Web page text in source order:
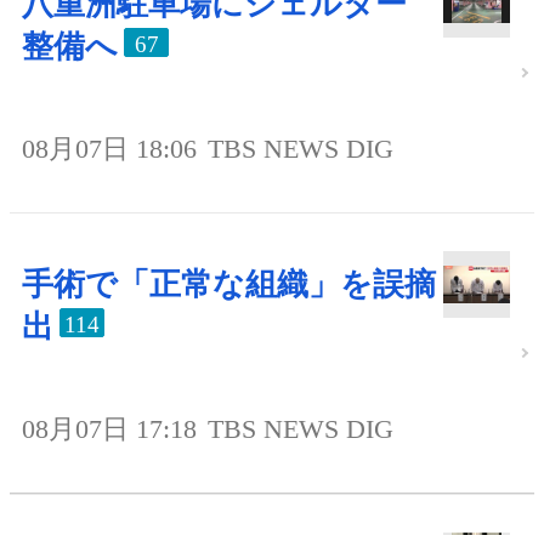
整備へ
67
08月07日 18:06 TBS NEWS DIG
手術で「正常な組織」を誤摘
出
114
08月07日 17:18 TBS NEWS DIG